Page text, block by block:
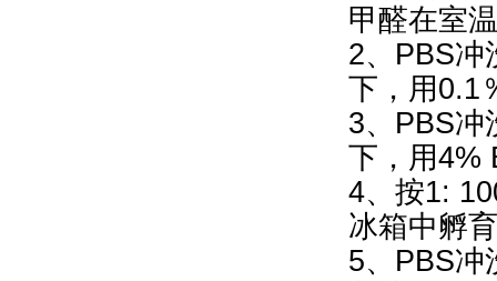
甲醛在室
2、PBS
下，用0.1
3、PBS冲
下，用4%
4、按1:
冰箱中孵
5、PBS冲